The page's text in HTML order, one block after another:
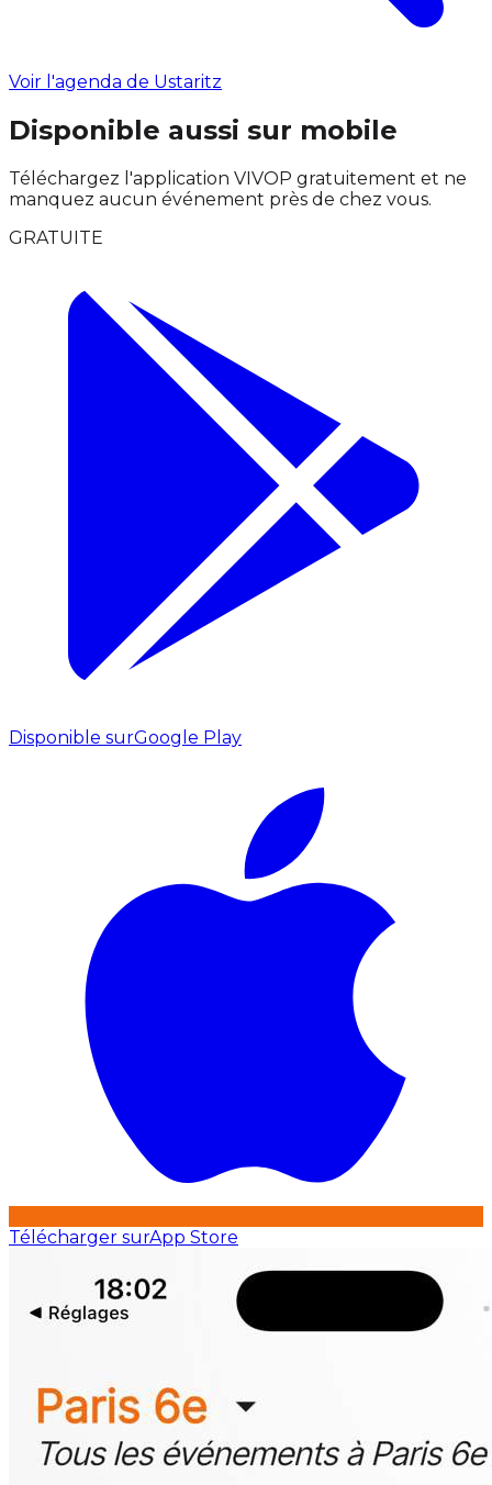
Voir l'agenda de Ustaritz
Disponible aussi sur mobile
Téléchargez l'application VIVOP gratuitement et ne
manquez aucun événement près de chez vous.
GRATUITE
Disponible surGoogle Play
Télécharger surApp Store